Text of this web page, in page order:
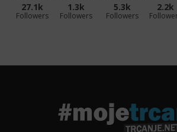
27.1k
Followers
1.3k
Followers
5.3k
Followers
2.2k